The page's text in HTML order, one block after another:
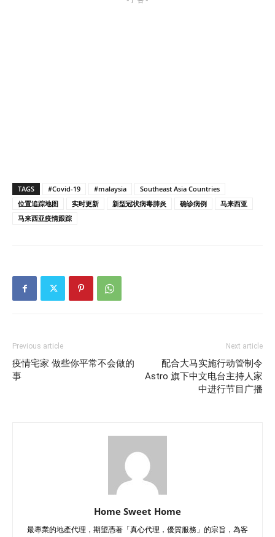
TAGS #Covid-19 #malaysia
Southeast Asia Countries
位置追踪地图
实时更新 新型冠状病毒肺炎 确诊病例
马来西亚
马来西亚疫情跟踪
Previous article
疫情宅家 做些你平常不会做的
事
Next article
配合大马实施行动管制令
Astro 旗下中文电台主持人家
中进行节目广播
Home Sweet Home
最專業的地產代理，期望憑著「真心代理，優質服務」的宗旨，為客